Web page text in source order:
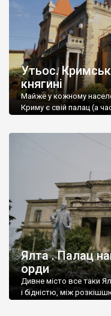
Утьос.
княгині
Майже у кожному
Криму є свій палац (а
Ялта . Палац
орди
Дивне місто все таки
і бідністю, між